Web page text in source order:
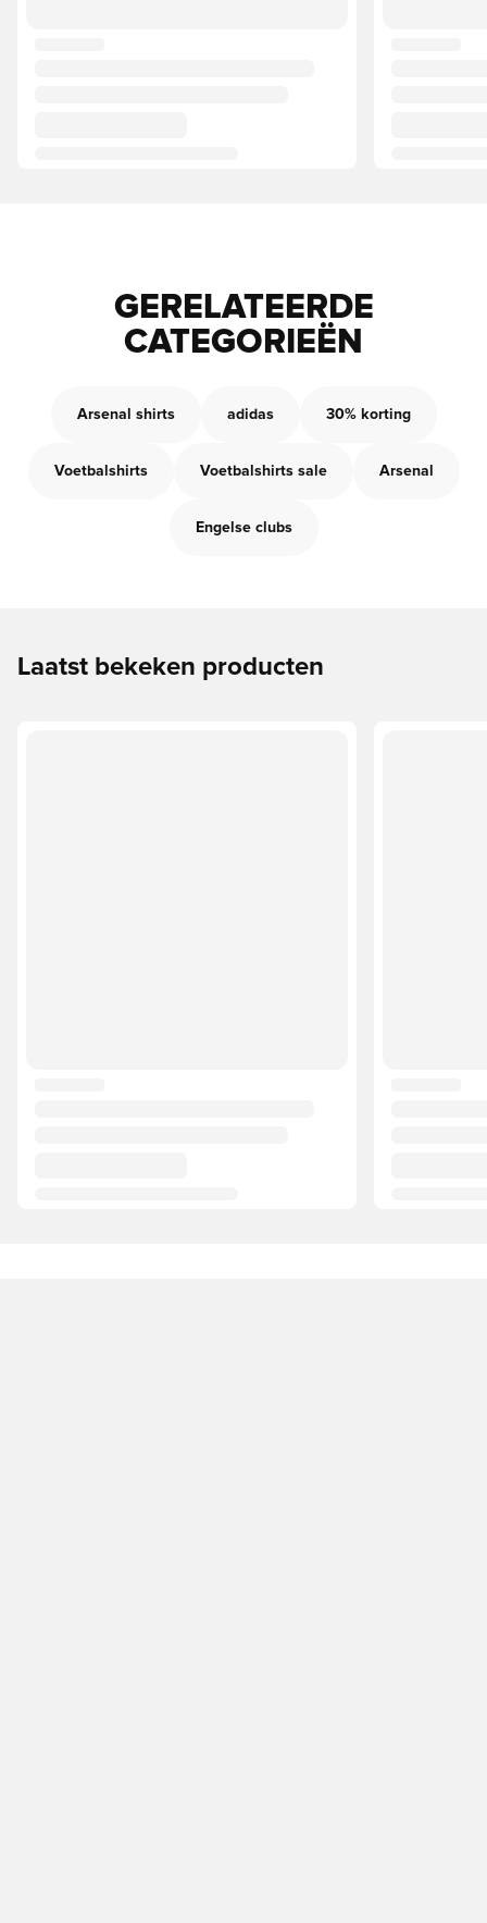
GERELATEERDE
CATEGORIEËN
Arsenal shirts adidas 30% korting
Voetbalshirts Voetbalshirts sale Arsenal
Engelse clubs
Laatst bekeken producten